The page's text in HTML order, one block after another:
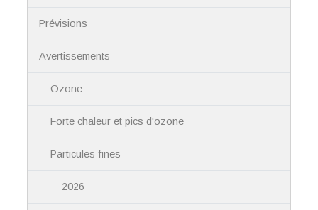
Prévisions
Avertissements
Ozone
Forte chaleur et pics d'ozone
Particules fines
2026